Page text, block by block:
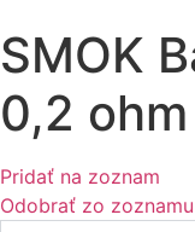
SMOK
0,2
Pridať na zoznam
Odobrať zo zoznamu